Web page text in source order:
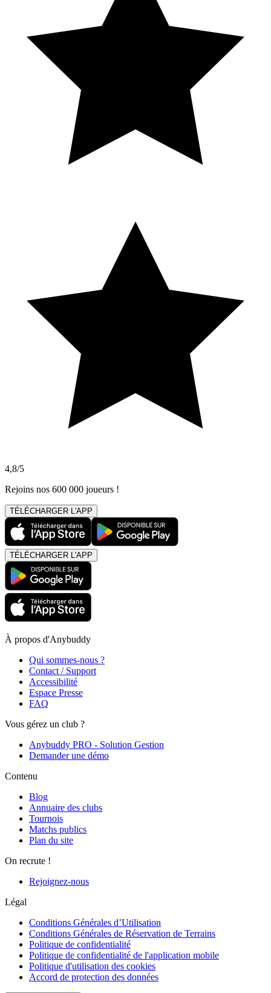
4,8/5
Rejoins nos 600 000 joueurs !
TÉLÉCHARGER L'APP
TÉLÉCHARGER L'APP
À propos d'Anybuddy
Qui sommes-nous ?
Contact / Support
Accessibilité
Espace Presse
FAQ
Vous gérez un club ?
Anybuddy PRO - Solution Gestion
Demander une démo
Contenu
Blog
Annuaire des clubs
Tournois
Matchs publics
Plan du site
On recrute !
Rejoignez-nous
Légal
Conditions Générales d’Utilisation
Conditions Générales de Réservation de Terrains
Politique de confidentialité
Politique de confidentialité de l'application mobile
Politique d'utilisation des cookies
Accord de protection des données